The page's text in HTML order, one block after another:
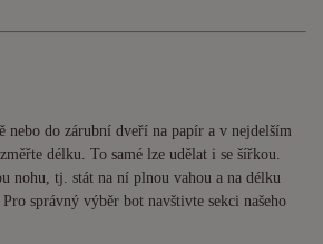
nebo do zárubní dveří na papír a v nejdelším
délku. To samé lze udělat i se šířkou.
nohu, tj. stát na ní plnou vahou a na délku
správný výběr bot navštivte sekci našeho